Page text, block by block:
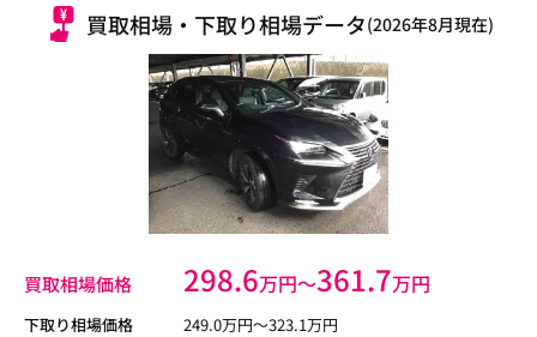
買取相場・下取り相場データ(2026年8月現在)
買取相場価格 298.6万円〜361.7万円
下取り相場価格 249.0万円〜323.1万円